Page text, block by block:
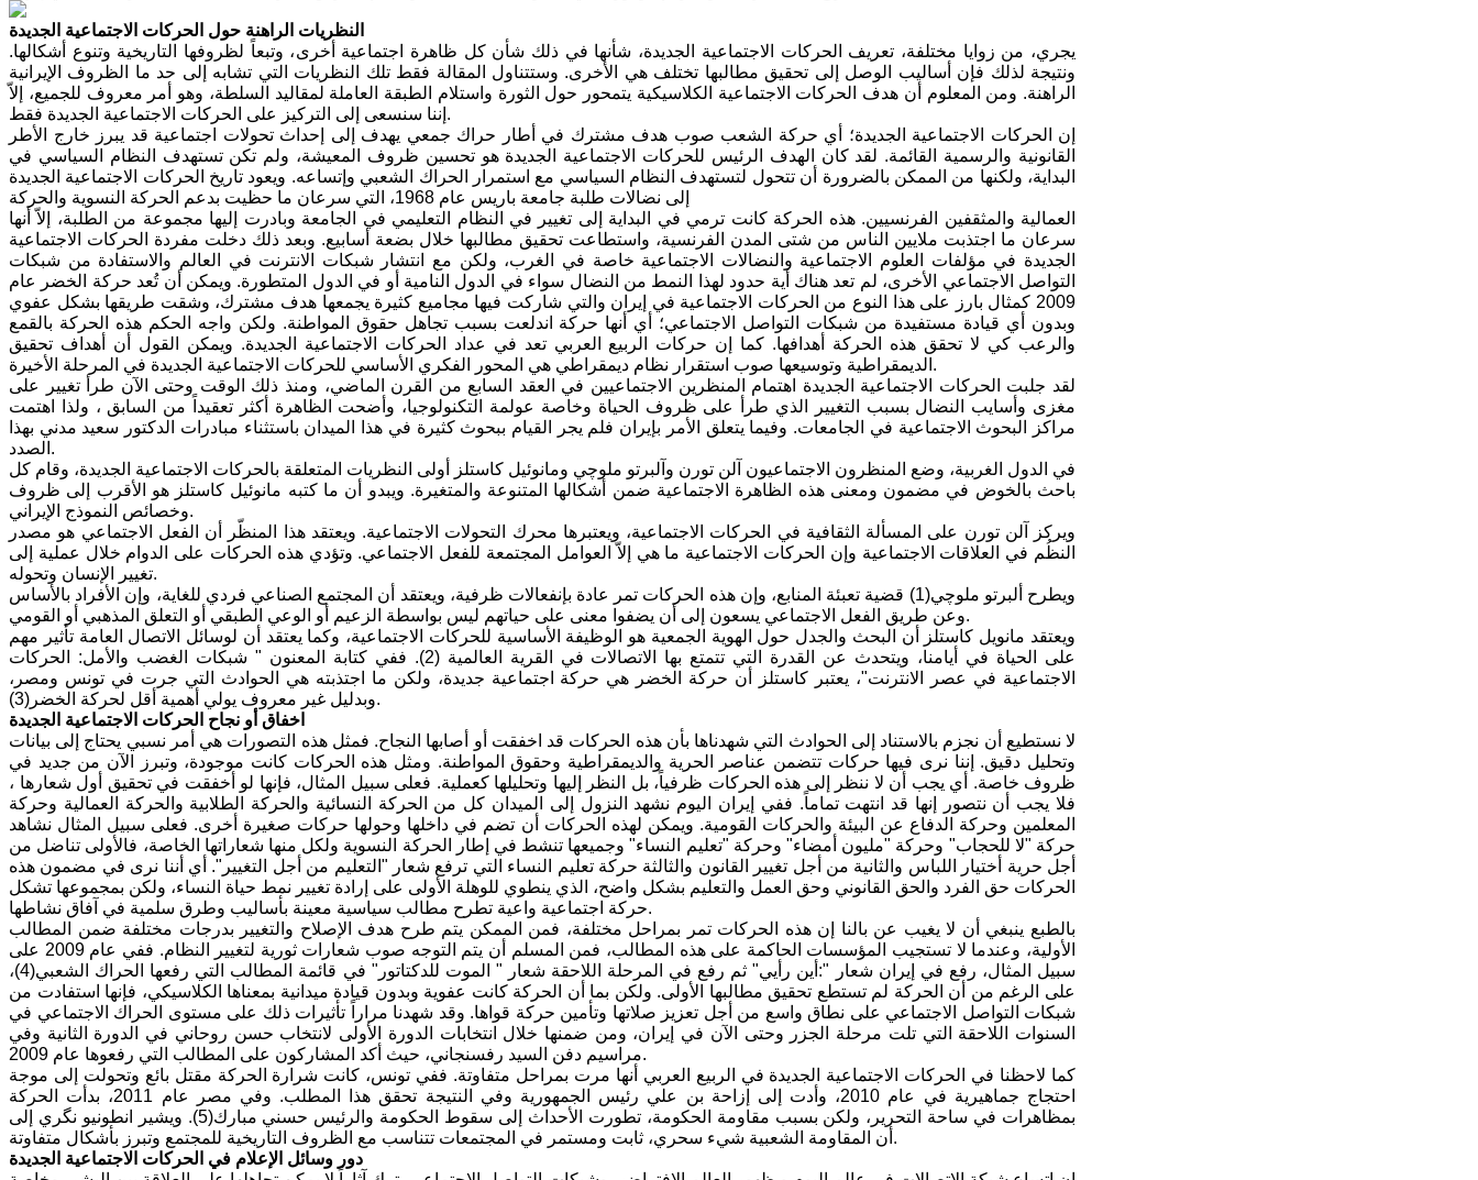
النظريات الراهنة حول الحركات الاجتماعية الجديدة
يجري، من زوايا مختلفة، تعريف الحركات الاجتماعية الجديدة، شأنها في ذلك شأن كل ظاهرة اجتماعية أخرى، وتبعاً لظروفها التاريخية وتنوع أشكالها.
ونتيجة لذلك فإن أساليب الوصل إلى تحقيق مطالبها تختلف هي الأخرى. وستتناول المقالة فقط تلك النظريات التي تشابه إلى حد ما الظروف الإيرانية
الراهنة. ومن المعلوم أن هدف الحركات الاجتماعية الكلاسيكية يتمحور حول الثورة واستلام الطبقة العاملة لمقاليد السلطة، وهو أمر معروف للجميع، إلاّ
إننا سنسعى إلى التركيز على الحركات الاجتماعية الجديدة فقط.
إن الحركات الاجتماعية الجديدة؛ أي حركة الشعب صوب هدف مشترك في أطار حراك جمعي يهدف إلى إحداث تحولات اجتماعية قد يبرز خارج الأطر
القانونية والرسمية القائمة. لقد كان الهدف الرئيس للحركات الاجتماعية الجديدة هو تحسين ظروف المعيشة، ولم تكن تستهدف النظام السياسي في
البداية، ولكنها من الممكن بالضرورة أن تتحول لتستهدف النظام السياسي مع استمرار الحراك الشعبي وإتساعه. ويعود تاريخ الحركات الاجتماعية الجديدة
إلى نضالات طلبة جامعة باريس عام 1968، التي سرعان ما حظيت بدعم الحركة النسوية والحركة
العمالية والمثقفين الفرنسيين. هذه الحركة كانت ترمي في البداية إلى تغيير في النظام التعليمي في الجامعة وبادرت إليها مجموعة من الطلبة، إلاّ أنها
سرعان ما اجتذبت ملايين الناس من شتى المدن الفرنسية، واستطاعت تحقيق مطالبها خلال بضعة أسابيع. وبعد ذلك دخلت مفردة الحركات الاجتماعية
الجديدة في مؤلفات العلوم الاجتماعية والنضالات الاجتماعية خاصة في الغرب، ولكن مع انتشار شبكات الانترنت في العالم والاستفادة من شبكات
التواصل الاجتماعي الأخرى، لم تعد هناك أية حدود لهذا النمط من النضال سواء في الدول النامية أو في الدول المتطورة. ويمكن أن تُعد حركة الخضر عام
2009 كمثال بارز على هذا النوع من الحركات الاجتماعية في إيران والتي شاركت فيها مجاميع كثيرة يجمعها هدف مشترك، وشقت طريقها بشكل عفوي
وبدون أي قيادة مستفيدة من شبكات التواصل الاجتماعي؛ أي أنها حركة اندلعت بسبب تجاهل حقوق المواطنة. ولكن واجه الحكم هذه الحركة بالقمع
والرعب كي لا تحقق هذه الحركة أهدافها. كما إن حركات الربيع العربي تعد في عداد الحركات الاجتماعية الجديدة. ويمكن القول أن أهداف تحقيق
الديمقراطية وتوسيعها صوب استقرار نظام ديمقراطي هي المحور الفكري الأساسي للحركات الاجتماعية الجديدة في المرحلة الأخيرة.
لقد جلبت الحركات الاجتماعية الجديدة اهتمام المنظرين الاجتماعيين في العقد السابع من القرن الماضي، ومنذ ذلك الوقت وحتى الآن طرأ تغيير على
مغزى وأسايب النضال بسبب التغيير الذي طرأ على ظروف الحياة وخاصة عولمة التكنولوجيا، وأضحت الظاهرة أكثر تعقيداً من السابق ، ولذا اهتمت
مراكز البحوث الاجتماعية في الجامعات. وفيما يتعلق الأمر بإيران فلم يجر القيام ببحوث كثيرة في هذا الميدان باستثناء مبادرات الدكتور سعيد مدني بهذا
الصدد.
في الدول الغربية، وضع المنظرون الاجتماعيون آلن تورن وآلبرتو ملوچي ومانوئيل كاستلز أولى النظريات المتعلقة بالحركات الاجتماعية الجديدة، وقام كل
باحث بالخوض في مضمون ومعنى هذه الظاهرة الاجتماعية ضمن أشكالها المتنوعة والمتغيرة. ويبدو أن ما كتبه مانوئيل كاستلز هو الأقرب إلى ظروف
وخصائص النموذج الإيراني.
ويركز آلن تورن على المسألة الثقافية في الحركات الاجتماعية، ويعتبرها محرك التحولات الاجتماعية. ويعتقد هذا المنظّر أن الفعل الاجتماعي هو مصدر
النظُم في العلاقات الاجتماعية وإن الحركات الاجتماعية ما هي إلاّ العوامل المجتمعة للفعل الاجتماعي. وتؤدي هذه الحركات على الدوام خلال عملية إلى
تغيير الإنسان وتحوله.
ويطرح ألبرتو ملوچي(1) قضية تعبئة المنابع، وإن هذه الحركات تمر عادة بإنفعالات ظرفية، ويعتقد أن المجتمع الصناعي فردي للغاية، وإن الأفراد بالأساس
وعن طريق الفعل الاجتماعي يسعون إلى أن يضفوا معنى على حياتهم ليس بواسطة الزعيم أو الوعي الطبقي أو التعلق المذهبي أو القومي.
ويعتقد مانويل كاستلز أن البحث والجدل حول الهوية الجمعية هو الوظيفة الأساسية للحركات الاجتماعية، وكما يعتقد أن لوسائل الاتصال العامة تأثير مهم
على الحياة في أيامنا، ويتحدث عن القدرة التي تتمتع بها الاتصالات في القرية العالمية (2). ففي كتابة المعنون " شبكات الغضب والأمل: الحركات
الاجتماعية في عصر الانترنت"، يعتبر كاستلز أن حركة الخضر هي حركة اجتماعية جديدة، ولكن ما اجتذبته هي الحوادث التي جرت في تونس ومصر،
وبدليل غير معروف يولي أهمية أقل لحركة الخضر(3).
اخفاق أو نجاح الحركات الاجتماعية الجديدة
لا نستطيع أن نجزم بالاستناد إلى الحوادث التي شهدناها بأن هذه الحركات قد اخفقت أو أصابها النجاح. فمثل هذه التصورات هي أمر نسبي يحتاج إلى بيانات
وتحليل دقيق. إننا نرى فيها حركات تتضمن عناصر الحرية والديمقراطية وحقوق المواطنة. ومثل هذه الحركات كانت موجودة، وتبرز الآن من جديد في
ظروف خاصة. أي يجب أن لا ننظر إلى هذه الحركات ظرفياً، بل النظر إليها وتحليلها كعملية. فعلى سبيل المثال، فإنها لو أخفقت في تحقيق أول شعارها ،
فلا يجب أن نتصور إنها قد انتهت تماماً. ففي إيران اليوم نشهد النزول إلى الميدان كل من الحركة النسائية والحركة الطلابية والحركة العمالية وحركة
المعلمين وحركة الدفاع عن البيئة والحركات القومية. ويمكن لهذه الحركات أن تضم في داخلها وحولها حركات صغيرة أخرى. فعلى سبيل المثال نشاهد
حركة "لا للحجاب" وحركة "مليون أمضاء" وحركة "تعليم النساء" وجميعها تنشط في إطار الحركة النسوية ولكل منها شعاراتها الخاصة، فالأولى تناضل من
أجل حرية أختيار اللباس والثانية من أجل تغيير القانون والثالثة حركة تعليم النساء التي ترفع شعار "التعليم من أجل التغيير". أي أننا نرى في مضمون هذه
الحركات حق الفرد والحق القانوني وحق العمل والتعليم بشكل واضح، الذي ينطوي للوهلة الأولى على إرادة تغيير نمط حياة النساء، ولكن بمجموعها تشكل
حركة اجتماعية واعية تطرح مطالب سياسية معينة بأساليب وطرق سلمية في آفاق نشاطها.
بالطبع ينبغي أن لا يغيب عن بالنا إن هذه الحركات تمر بمراحل مختلفة، فمن الممكن يتم طرح هدف الإصلاح والتغيير بدرجات مختلفة ضمن المطالب
الأولية، وعندما لا تستجيب المؤسسات الحاكمة على هذه المطالب، فمن المسلم أن يتم التوجه صوب شعارات ثورية لتغيير النظام. ففي عام 2009 على
سبيل المثال، رفع في إيران شعار ":أين رأيي" ثم رفع في المرحلة اللاحقة شعار " الموت للدكتاتور" في قائمة المطالب التي رفعها الحراك الشعبي(4)،
على الرغم من أن الحركة لم تستطع تحقيق مطالبها الأولى. ولكن بما أن الحركة كانت عفوية وبدون قيادة ميدانية بمعناها الكلاسيكي، فإنها استفادت من
شبكات التواصل الاجتماعي على نطاق واسع من أجل تعزيز صلاتها وتأمين حركة قواها. وقد شهدنا مراراً تأثيرات ذلك على مستوى الحراك الاجتماعي في
السنوات اللاحقة التي تلت مرحلة الجزر وحتى الآن في إيران، ومن ضمنها خلال انتخابات الدورة الأولى لانتخاب حسن روحاني في الدورة الثانية وفي
مراسيم دفن السيد رفسنجاني، حيث أكد المشاركون على المطالب التي رفعوها عام 2009.
كما لاحظنا في الحركات الاجتماعية الجديدة في الربيع العربي أنها مرت بمراحل متفاوتة. ففي تونس، كانت شرارة الحركة مقتل بائع وتحولت إلى موجة
احتجاج جماهيرية في عام 2010، وأدت إلى إزاحة بن علي رئيس الجمهورية وفي النتيجة تحقق هذا المطلب. وفي مصر عام 2011، بدأت الحركة
بمظاهرات في ساحة التحرير، ولكن بسبب مقاومة الحكومة، تطورت الأحداث إلى سقوط الحكومة والرئيس حسني مبارك(5). ويشير انطونيو نگري إلى
أن المقاومة الشعبية شيء سحري، ثابت ومستمر في المجتمعات تتناسب مع الظروف التاريخية للمجتمع وتبرز بأشكال متفاوتة.
دور وسائل الإعلام في الحركات الاجتماعية الجديدة